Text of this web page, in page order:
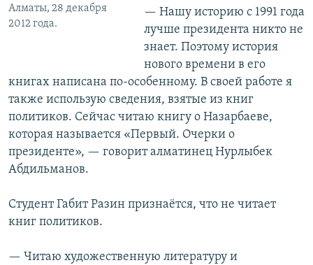
Алматы, 28 декабря
2012 года.
— Нашу историю с 1991 года
лучше президента никто не
знает. Поэтому история
нового времени в его
книгах написана по-особенному. В своей работе я
также использую сведения, взятые из книг
политиков. Сейчас читаю книгу о Назарбаеве,
которая называется «Первый. Очерки о
президенте», — говорит алматинец Нурлыбек
Абдильманов.
Студент Габит Разин признаётся, что не читает
книг политиков.
— Читаю художественную литературу и